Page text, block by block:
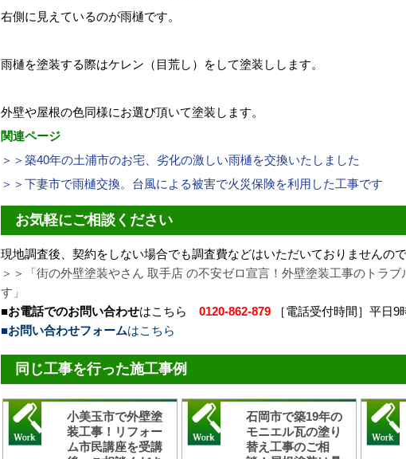
右側に見えているのが雨樋です。
雨樋を塗装する際はケレン（目荒し）をして塗装しします。
外壁や屋根の色同様にお選び頂いて塗装します。
関連ページ
＞＞築40年の土浦市のお宅、劣化の激しい雨樋を交換いたしました
＞＞下妻市で雨樋交換。台風による被害で火災保険を利用した工事です
お気軽にご相談ください
現地調査後、契約をしない場合でも調査費などはいただいておりませんので
＞＞「街の外壁塗装やさん 取手店 の不安ゼロ宣言！外壁塗装工事のトラブ
す」
■お電話でのお問い合わせはこちら 0120-862-879［電話受付時間］平日9
■お問い合わせフォームはこちら
同じ工事を行った施工事例
小美玉市で外壁塗
装工事！リフォー
ム市民講座を受講
石岡市で築19年の
モニエル瓦の塗り
替え工事のご相